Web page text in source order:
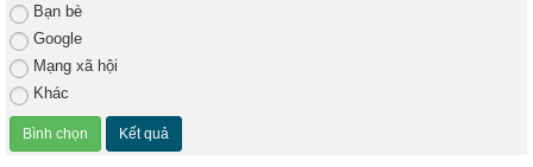
Bạn bè
Google
Mạng xã hội
Khác